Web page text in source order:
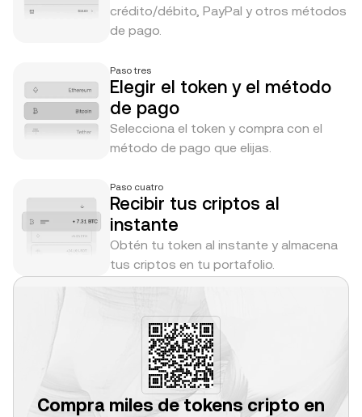
crédito/débito, PayPal y otros métodos
de pago.
Paso tres
Elegir el token y el método
de pago
Selecciona el token y compra con el
método de pago que elijas.
Paso cuatro
Recibir tus criptos al
instante
Obtén tu token al instante y almacena
tus criptos en tu portafolio.
Compra miles de tokens cripto en